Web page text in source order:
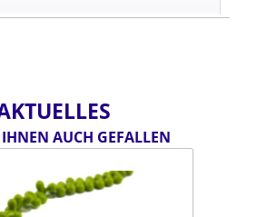
AUCH GEFALLEN